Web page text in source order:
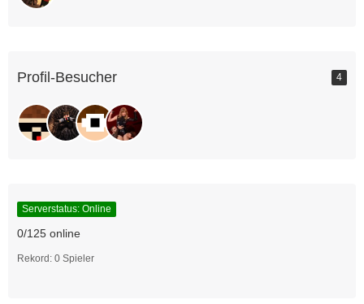
Profil-Besucher 4
Serverstatus: Online
0/125 online
Rekord: 0 Spieler